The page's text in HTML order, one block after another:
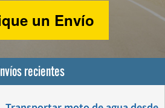
un Envío
recientes